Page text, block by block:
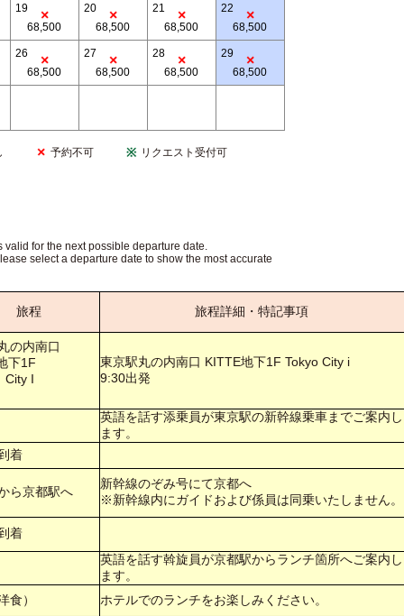
19
68,500
20
68,500
21
68,500
22
68,500
26
68,500
27
68,500
28
68,500
29
68,500
予約不可 リクエスト受付可
for the next possible departure date.
select a departure date to show the most accurate
旅程 旅程詳細・特記事項
の内南口
下1F
City I
東京駅丸の内南口 KITTE地下1F Tokyo City i
9:30出発
英語を話す添乗員が東京駅の新幹線乗車までご案内し
ます。
着
ら京都駅へ
新幹線のぞみ号にて京都へ
※新幹線内にガイドおよび係員は同乗いたしません。
着
英語を話す斡旋員が京都駅からランチ箇所へご案内し
ます。
食）
ホテルでのランチをお楽しみください。